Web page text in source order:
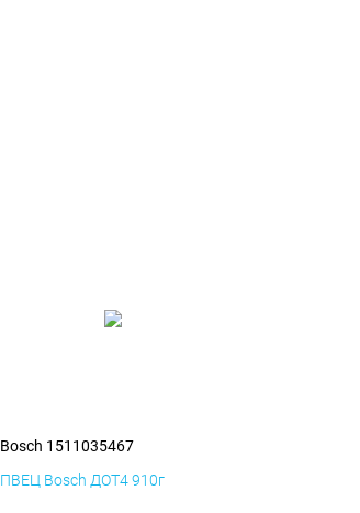
Bosch 1511035467
ПВЕЦ Bosch ДОТ4 910г